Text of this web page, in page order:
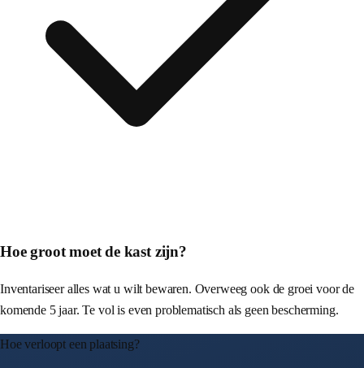
Hoe groot moet de kast zijn?
Inventariseer alles wat u wilt bewaren. Overweeg ook de groei voor de
komende 5 jaar. Te vol is even problematisch als geen bescherming.
Hoe verloopt een plaatsing?